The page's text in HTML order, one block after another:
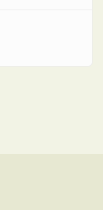
| Convocatoria y